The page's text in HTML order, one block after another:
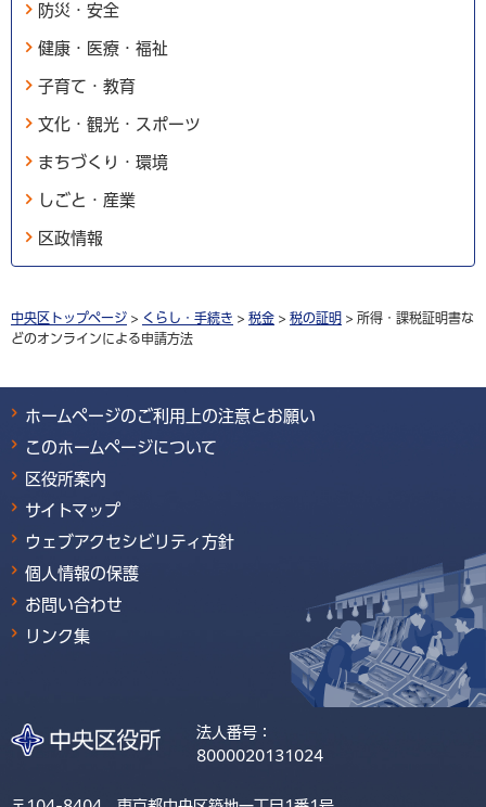
防災・安全
健康・医療・福祉
子育て・教育
文化・観光・スポーツ
まちづくり・環境
しごと・産業
区政情報
中央区トップページ > くらし・手続き > 税金 > 税の証明 > 所得・課税証明書な
どのオンラインによる申請方法
ホームページのご利用上の注意とお願い
このホームページについて
区役所案内
サイトマップ
ウェブアクセシビリティ方針
個人情報の保護
お問い合わせ
リンク集
法人番号：
8000020131024